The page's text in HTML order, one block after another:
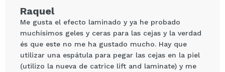
Raquel
Me gusta el efecto laminado y ya he probado
muchísimos geles y ceras para las cejas y la verdad
és que este no me ha gustado mucho. Hay que
utilizar una espátula para pegar las cejas en la piel
(utilizo la nueva de catrice lift and laminate) y me